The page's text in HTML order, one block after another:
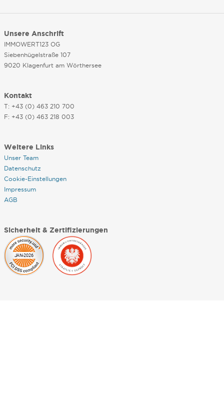
Unsere Anschrift
IMMOWERT123 OG
Siebenhügelstraße 107
9020 Klagenfurt am Wörthersee
Kontakt
T: +43 (0) 463 210 700
F: +43 (0) 463 218 003
Weitere Links
Unser Team
Datenschutz
Cookie-Einstellungen
Impressum
AGB
Sicherheit & Zertifizierungen